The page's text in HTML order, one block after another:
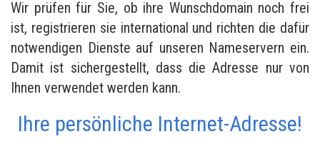
Wir prüfen für Sie, ob ihre Wunschdomain noch frei
ist, registrieren sie international und richten die dafür
notwendigen Dienste auf unseren Nameservern ein.
Damit ist sichergestellt, dass die Adresse nur von
Ihnen verwendet werden kann.
Ihre persönliche Internet-Adresse!